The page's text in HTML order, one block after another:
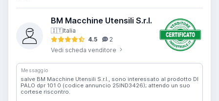
BM Macchine Utensili S.r.l.
🇮🇹Italia
4.5
2
Vedi scheda venditore
Messaggio